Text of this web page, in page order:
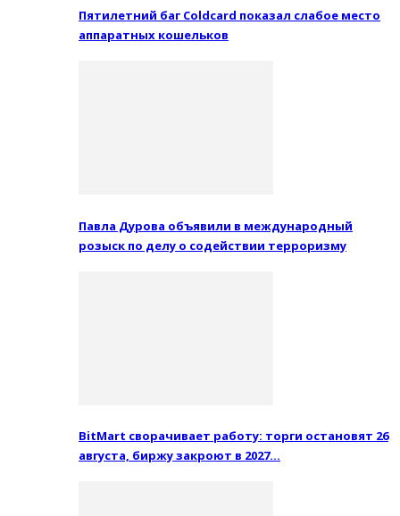
Пятилетний баг Coldcard показал слабое место
аппаратных кошельков
Павла Дурова объявили в международный
розыск по делу о содействии терроризму
BitMart сворачивает работу: торги остановят 26
августа, биржу закроют в 2027…